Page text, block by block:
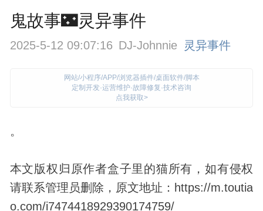
鬼故事🌃灵异事件
2025-5-12 09:07:16 DJ-Johnnie 灵异事件
网站/小程序/APP/浏览器插件/桌面软件/脚本
定制开发·运营维护·故障修复·技术咨询
点我获取>
。
本文版权归原作者盒子里的猫所有，如有侵权
请联系管理员删除，原文地址：https://m.toutia
o.com/i7474418929390174759/